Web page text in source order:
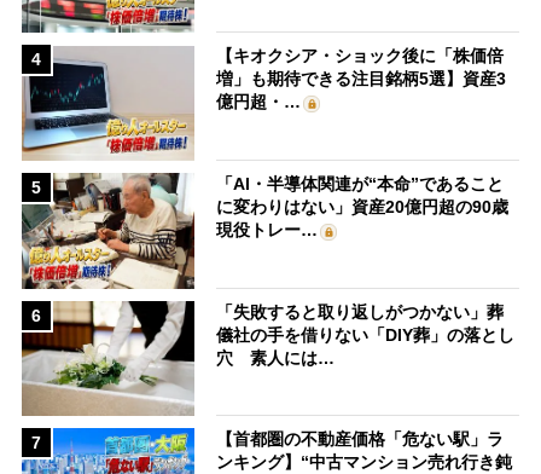
4
【キオクシア・ショック後に「株価倍
増」も期待できる注目銘柄5選】資産3
億円超・…
5
「AI・半導体関連が“本命”であること
に変わりはない」資産20億円超の90歳
現役トレー…
6
「失敗すると取り返しがつかない」葬
儀社の手を借りない「DIY葬」の落とし
穴 素人には…
7
【首都圏の不動産価格「危ない駅」ラ
ンキング】“中古マンション売れ行き鈍